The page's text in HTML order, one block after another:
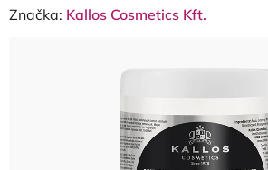
hodnotenie
Značka: Kallos Cosmetics Kft.